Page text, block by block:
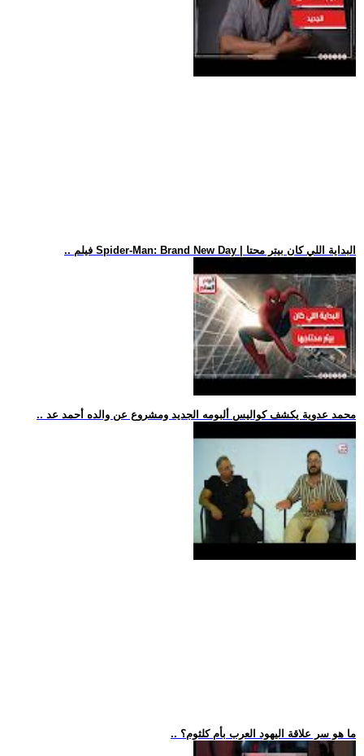
.. فيلم Spider-Man: Brand New Day | البداية اللي كان بيتر محتا
.. محمد عدوية يكشف كواليس ألبومه الجديد ومشروع عن والده أحمد عد
.. ما هو سر علاقة اليهود العرب بأم كلثوم؟